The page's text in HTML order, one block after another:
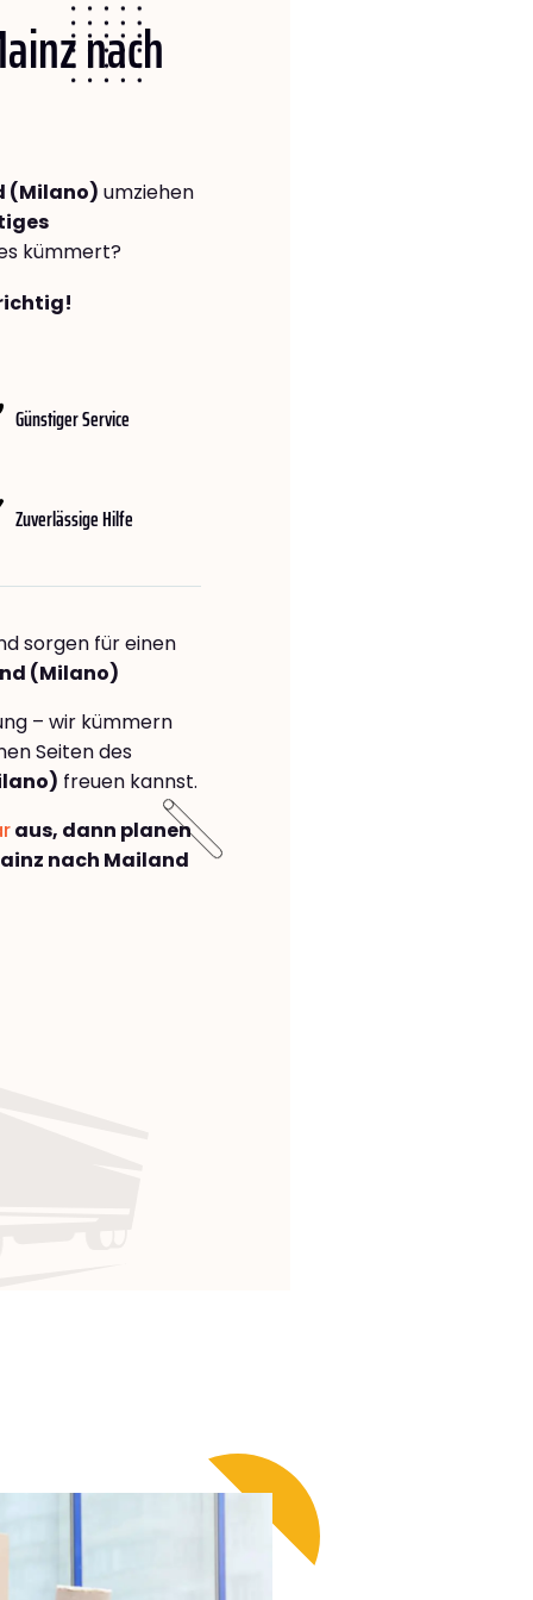
nach
(Milano) umziehen
kümmert?
Günstiger Service
Zuverlässige Hilfe
sorgen für einen
(Milano)
– wir kümmern
Seiten des
freuen kannst.
aus, dann planen
nach Mailand